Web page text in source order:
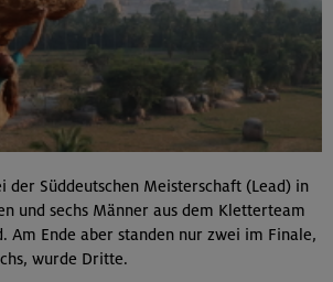
der Süddeutschen Meisterschaft (Lead) in
und sechs Männer aus dem Kletterteam
Am Ende aber standen nur zwei im Finale,
wurde Dritte.